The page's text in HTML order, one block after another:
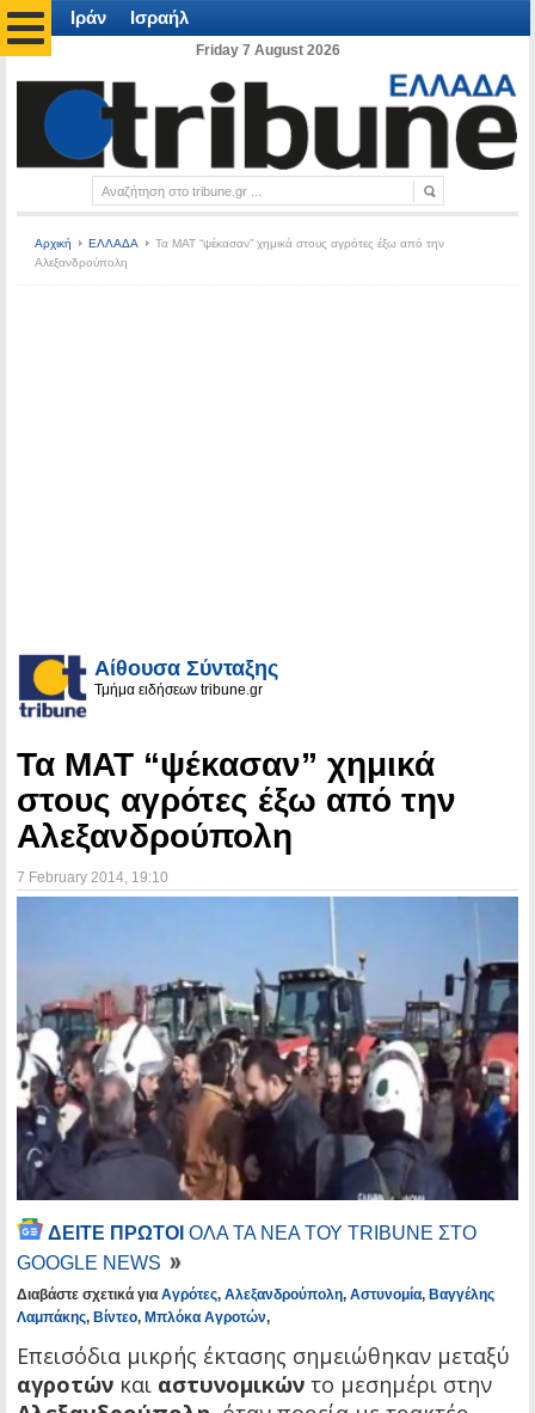
Ιράν Ισραήλ
Friday 7 August 2026
Αρχική ΕΛΛΑΔΑ
Τα ΜΑΤ “ψέκασαν” χημικά στους αγρότες έξω από την
Αλεξανδρούπολη
Αίθουσα Σύνταξης
Τμήμα ειδήσεων tribune.gr
Τα ΜΑΤ “ψέκασαν” χημικά
στους αγρότες έξω από την
Αλεξανδρούπολη
7 February 2014 , 19:10
ΔΕΙΤΕ ΠΡΩΤΟΙ ΟΛΑ ΤΑ ΝΕΑ ΤΟΥ TRIBUNE ΣΤΟ
GOOGLE NEWS
Διαβάστε σχετικά για Αγρότες, Αλεξανδρούπολη, Αστυνομία, Βαγγέλης
Λαμπάκης, Βίντεο, Μπλόκα Αγροτών,
Επεισόδια μικρής έκτασης σημειώθηκαν μεταξύ
αγροτών και αστυνομικών το μεσημέρι στην